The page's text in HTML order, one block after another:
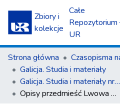
Zbiory i
kolekcje
Całe
Repozytorium
UR
Strona główna
Galicja. Studia i materiały
Galicja. Studia i materiały nr 2/2016
Opisy przedmieść Lwowa XVI–XVIII stulecia. Uwagi na marginesie książki: „Описи передмість Львова XVI–XVIII століть”, oprac. A. Feloniuk, Lwów 2014, ss. 752.